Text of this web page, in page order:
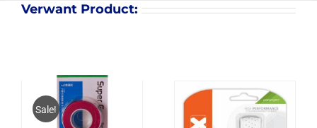
Verwant Product:
Sale!